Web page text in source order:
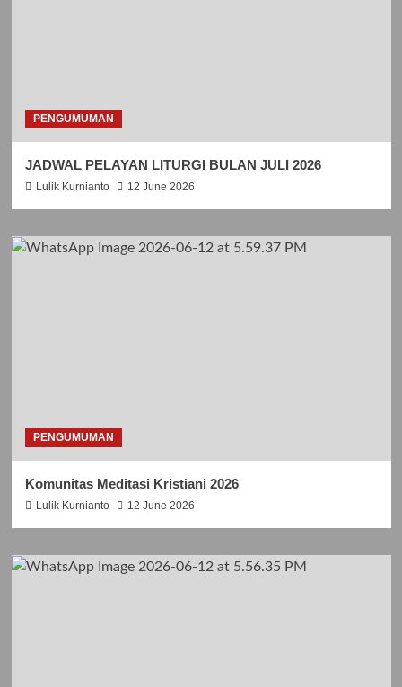
PENGUMUMAN
JADWAL PELAYAN LITURGI BULAN JULI 2026
Lulik Kurnianto 12 June 2026
PENGUMUMAN
Komunitas Meditasi Kristiani 2026
Lulik Kurnianto 12 June 2026